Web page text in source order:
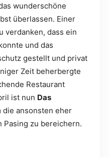
wunderschöne
überlassen. Einer
verdanken, dass ein
und das
gestellt und privat
Zeit beherbergte
Restaurant
ist nun Das
die ansonsten eher
Pasing zu bereichern.